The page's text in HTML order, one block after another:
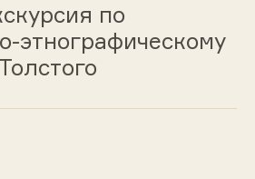
по
этнографическому